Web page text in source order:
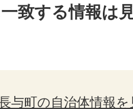
致する情報は
与町の自治体情報を